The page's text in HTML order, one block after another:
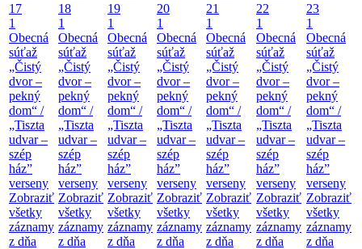
17
1
Obecná
súťaž
„Čistý
dvor –
pekný
dom“ /
„Tiszta
udvar –
szép
ház”
verseny
Zobraziť
všetky
záznamy
z dňa
18
1
Obecná
súťaž
„Čistý
dvor –
pekný
dom“ /
„Tiszta
udvar –
szép
ház”
verseny
Zobraziť
všetky
záznamy
z dňa
19
1
Obecná
súťaž
„Čistý
dvor –
pekný
dom“ /
„Tiszta
udvar –
szép
ház”
verseny
Zobraziť
všetky
záznamy
z dňa
20
1
Obecná
súťaž
„Čistý
dvor –
pekný
dom“ /
„Tiszta
udvar –
szép
ház”
verseny
Zobraziť
všetky
záznamy
z dňa
21
1
Obecná
súťaž
„Čistý
dvor –
pekný
dom“ /
„Tiszta
udvar –
szép
ház”
verseny
Zobraziť
všetky
záznamy
z dňa
22
1
Obecná
súťaž
„Čistý
dvor –
pekný
dom“ /
„Tiszta
udvar –
szép
ház”
verseny
Zobraziť
všetky
záznamy
z dňa
23
1
Obecná
súťaž
„Čistý
dvor –
pekný
dom“ /
„Tiszta
udvar –
szép
ház”
verseny
Zobraziť
všetky
záznamy
z dňa